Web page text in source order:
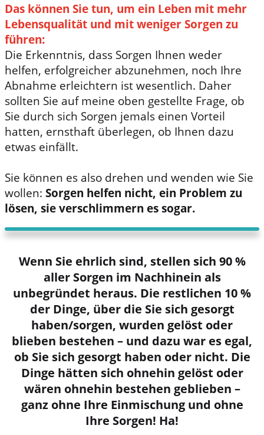
Das können Sie tun, um ein Leben mit mehr
Lebensqualität und mit weniger Sorgen zu
führen:
Die Erkenntnis, dass Sorgen Ihnen weder
helfen, erfolgreicher abzunehmen, noch Ihre
Abnahme erleichtern ist wesentlich. Daher
sollten Sie auf meine oben gestellte Frage, ob
Sie durch sich Sorgen jemals einen Vorteil
hatten, ernsthaft überlegen, ob Ihnen dazu
etwas einfällt.
Sie können es also drehen und wenden wie Sie
wollen: Sorgen helfen nicht, ein Problem zu
lösen, sie verschlimmern es sogar.
Wenn Sie ehrlich sind, stellen sich 90 %
aller Sorgen im Nachhinein als
unbegründet heraus. Die restlichen 10 %
der Dinge, über die Sie sich gesorgt
haben/sorgen, wurden gelöst oder
blieben bestehen – und dazu war es egal,
ob Sie sich gesorgt haben oder nicht. Die
Dinge hätten sich ohnehin gelöst oder
wären ohnehin bestehen geblieben –
ganz ohne Ihre Einmischung und ohne
Ihre Sorgen! Ha!